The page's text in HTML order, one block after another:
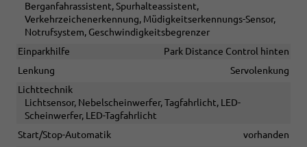
Berganfahrassistent, Spurhalteassistent,
Verkehrzeichenerkennung, Müdigkeitserkennungs-Sensor,
Notrufsystem, Geschwindigkeitsbegrenzer
Einparkhilfe
Park Distance Control hinten
Lenkung
Servolenkung
Lichttechnik
Lichtsensor, Nebelscheinwerfer, Tagfahrlicht, LED-
Scheinwerfer, LED-Tagfahrlicht
Start/Stop-Automatik
vorhanden